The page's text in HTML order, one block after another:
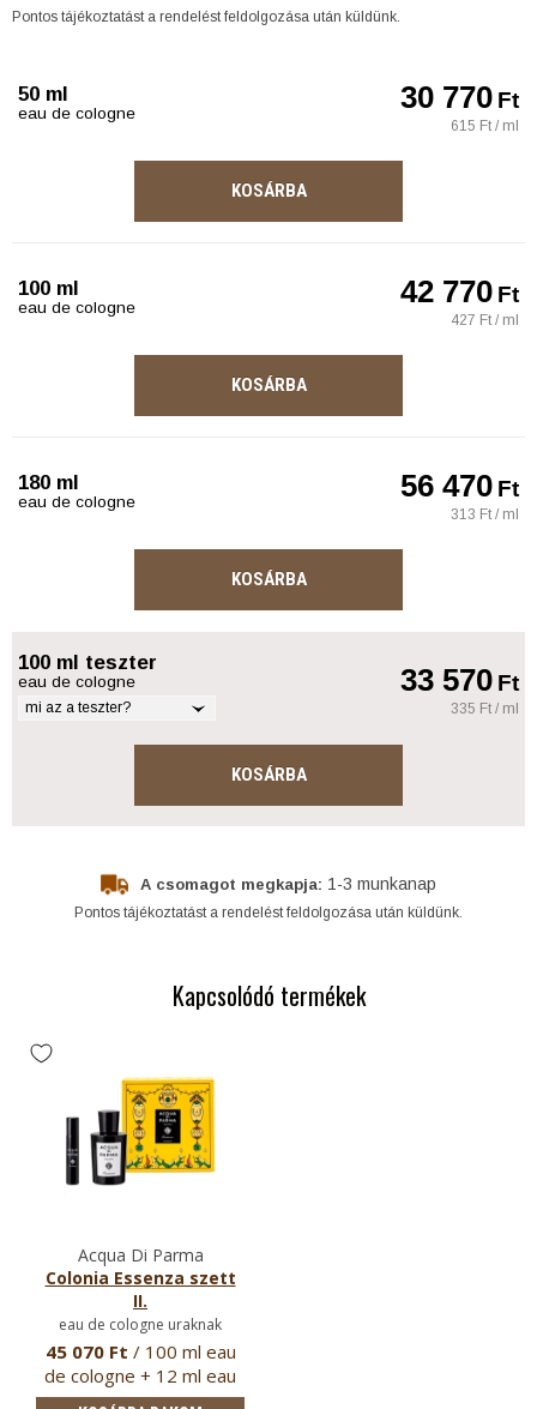
Pontos tájékoztatást a rendelést feldolgozása után küldünk.
50 ml
eau de cologne 30 770Ft
615 Ft / ml
KOSÁRBA
100 ml
eau de cologne 42 770Ft
427 Ft / ml
KOSÁRBA
180 ml
eau de cologne 56 470Ft
313 Ft / ml
KOSÁRBA
100 ml teszter
eau de cologne
mi az a teszter?
33 570Ft
335 Ft / ml
KOSÁRBA
A csomagot megkapja: 1-3 munkanap
Pontos tájékoztatást a rendelést feldolgozása után küldünk.
Kapcsolódó termékek
Acqua Di Parma
Colonia Essenza szett
II.
eau de cologne uraknak
45 070 Ft / 100 ml eau
de cologne + 12 ml eau
de c…